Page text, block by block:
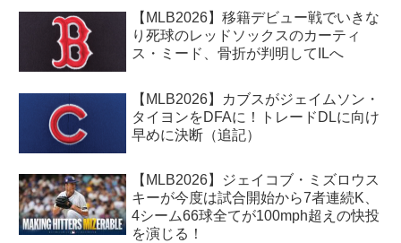
【MLB2026】移籍デビュー戦でいきな
り死球のレッドソックスのカーティ
ス・ミード、骨折が判明してILへ
【MLB2026】カブスがジェイムソン・
タイヨンをDFAに！トレードDLに向け
早めに決断（追記）
【MLB2026】ジェイコブ・ミズロウス
キーが今度は試合開始から7者連続K、
4シーム66球全てが100mph超えの快投
を演じる！